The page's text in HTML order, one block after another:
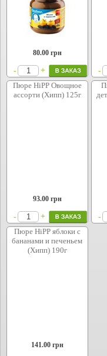
80.00грн
- + -
Пюре HiPP Овощное
ассорти (Хипп) 125г
93.00грн
- + -
Пюре HiPP яблоки с
бананами и печеньем
(Хипп) 190г
141.00грн